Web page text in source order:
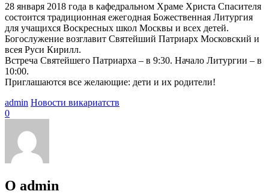
28 января 2018 года в кафедральном Храме Христа Спасителя
состоится традиционная ежегодная Божественная Литургия
для учащихся Воскресных школ Москвы и всех детей.
Богослужение возглавит Святейший Патриарх Московский и
всея Руси Кирилл.
Встреча Святейшего Патриарха – в 9:30. Начало Литургии – в
10:00.
Приглашаются все желающие: дети и их родители!
admin Новости викариатств
0
О admin